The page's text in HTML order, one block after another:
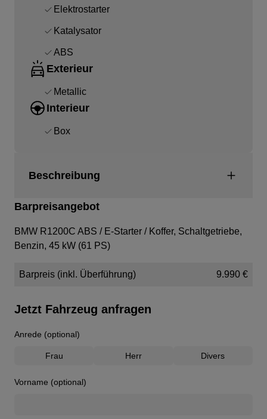
Elektrostarter
Katalysator
ABS
Exterieur
Metallic
Interieur
Box
Beschreibung
Barpreisangebot
BMW R1200C ABS / E-Starter / Koffer, Schaltgetriebe,
Benzin, 45 kW (61 PS)
Barpreis (inkl. Überführung) 9.990 €
Jetzt Fahrzeug anfragen
Anrede (optional)
Frau Herr Divers
Vorname (optional)